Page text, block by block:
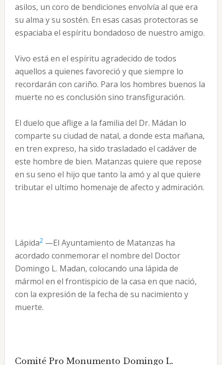
asilos, un coro de bendiciones envolvía al que era
su alma y su sostén. En esas casas protectoras se
espaciaba el espíritu bondadoso de nuestro amigo.
Vivo está en el espíritu agradecido de todos
aquellos a quienes favoreció y que siempre lo
recordarán con cariño. Para los hombres buenos la
muerte no es conclusión sino transfiguración.
El duelo que aflige a la familia del Dr. Mádan lo
comparte su ciudad de natal, a donde esta mañana,
en tren expreso, ha sido trasladado el cadáver de
este hombre de bien. Matanzas quiere que repose
en su seno el hijo que tanto la amó y al que quiere
tributar el ultimo homenaje de afecto y admiración.
Lápida2—El Ayuntamiento de Matanzas ha
acordado conmemorar el nombre del Doctor
Domingo L. Madan, colocando una lápida de
mármol en el frontispicio de la casa en que nació,
con la expresión de la fecha de su nacimiento y
muerte.
Comité Pro Monumento Domingo L.